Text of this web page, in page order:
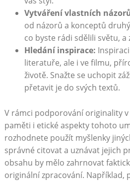
Vytváření vlastních
od názorů a konceptů
co byste rádi sdělili světu, a
Hledání inspirace:
literatuře, ale i ve filmu,
životě. Snažte se uchopit
přetavit je do svých textů.
V rámci podporování originality
paměti i etické aspekty tohoto
rozhodnete použít myšlenky
správné citovat a uznávat jejich
obsahu by mělo zahrnovat
originální zpracování. Například,